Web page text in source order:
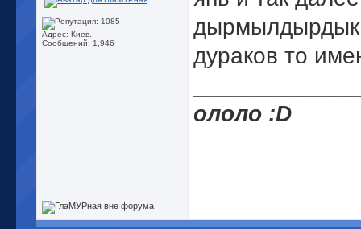
Адрес: Киев.
Сообщений: 1,946
дырмылдырдык
дураков то
ололо :D